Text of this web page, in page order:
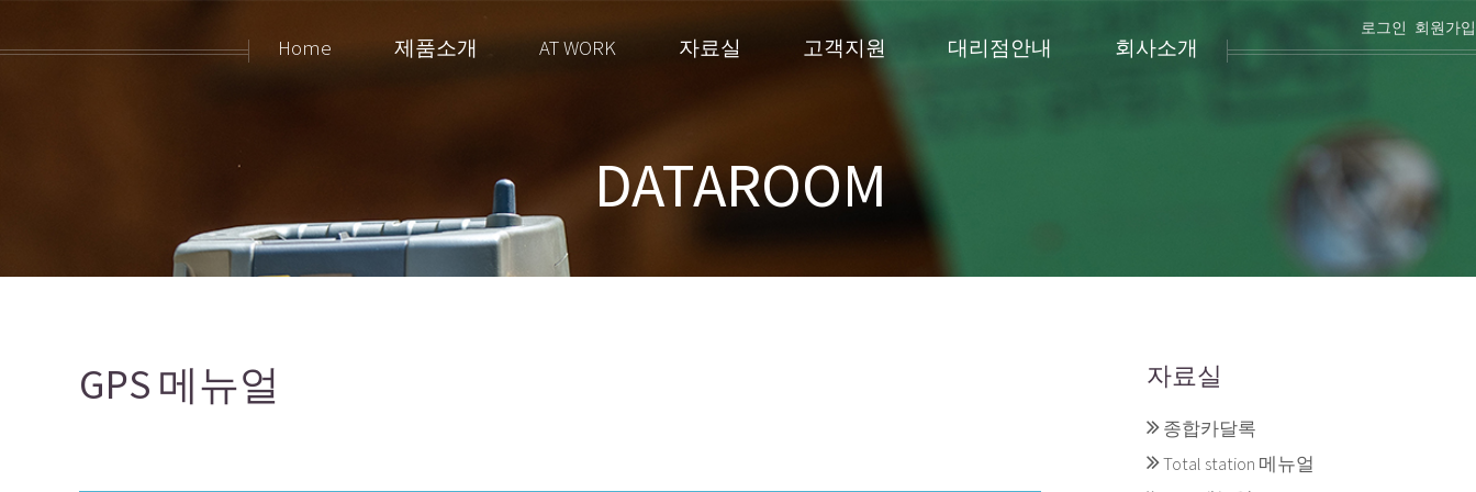
DATAROOM
로그인 회원가입
Home 제품소개 AT WORK 자료실 고객지원 대리점안내 회사소개
GPS 메뉴얼 자료실
종합카달록
Total station 메뉴얼